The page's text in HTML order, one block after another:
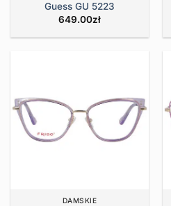
Guess GU 5223
649.00zł
DAMSKIE